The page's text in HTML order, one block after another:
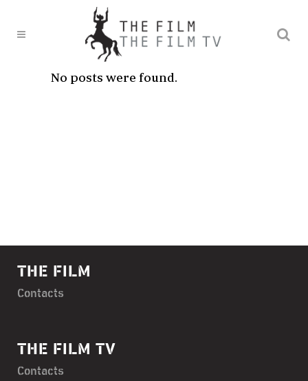
No posts were found.
THE FILM
Contacts
THE FILM TV
Contacts